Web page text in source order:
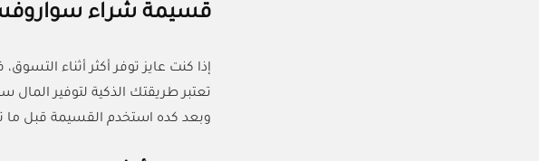
قسيمة شراء
إذا كنت عايز توفر أكثر أثناء
تعتبر طريقتك الذكية لتوفير
وبعد كده استخدم القسيمة قبل ما